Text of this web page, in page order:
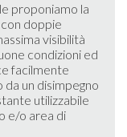
proponiamo la
doppie
visibilità
condizioni ed
facilmente
un disimpegno
utilizzabile
e/o area di